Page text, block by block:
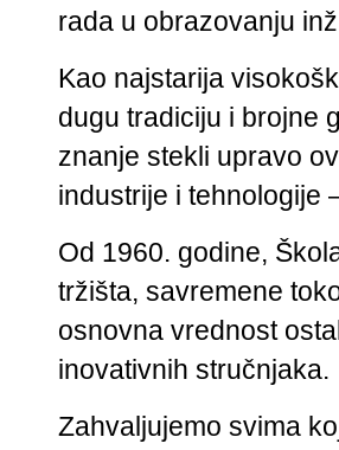
rada u obrazovanju
Kao najstarija
dugu tradiciju i brojne
znanje stekli upravo
industrije i tehnologije
Od 1960. godine,
tržišta, savremene
osnovna vrednost
inovativnih stručnjaka.
Zahvaljujemo svima